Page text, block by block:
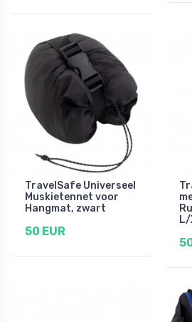
TravelSafe Universeel
Muskietennet voor
Hangmat, zwart
50 EUR